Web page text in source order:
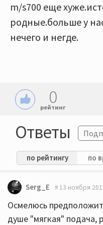
m/s700 еще
родные.больше у
нечего и негде.
0
рейтинг
Ответы
по рейтингу по
Serg_E 13 ноября
Осмелюсь
душе "мягкая" подача,